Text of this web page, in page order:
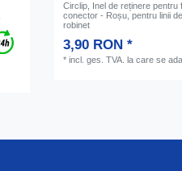
Circlip, Inel de reținere pentru
conector - Roșu, pentru linii
robinet
3,90 RON *
*incl. ges. TVA. la care se